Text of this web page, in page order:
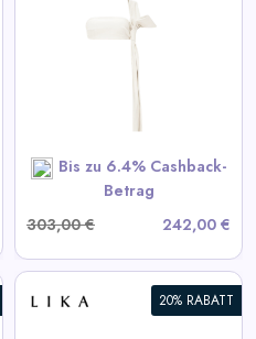
Bis zu 6.4% Cashback-
Betrag
303,00 €
242,00 €
20% RABATT